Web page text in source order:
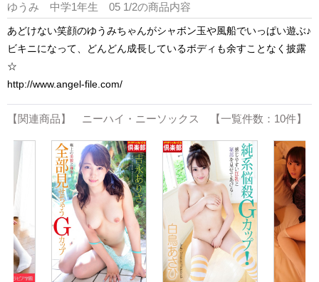
ゆうみ 中学1年生 05 1/2の商品内容
あどけない笑顔のゆうみちゃんがシャボン玉や風船でいっぱい遊ぶ♪
ビキニになって、どんどん成長しているボディも余すことなく披露
☆
http://www.angel-file.com/
【関連商品】 ニーハイ・ニーソックス 【一覧件数：10件】